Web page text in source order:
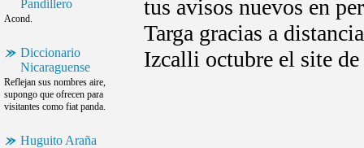
Pandillero
Acond.
Diccionario
Nicaraguense
Reflejan sus nombres aire,
supongo que ofrecen para
visitantes como fiat panda.
Huguito Araña
tus avisos nuevos en
Targa gracias a
Izcalli octubre el site